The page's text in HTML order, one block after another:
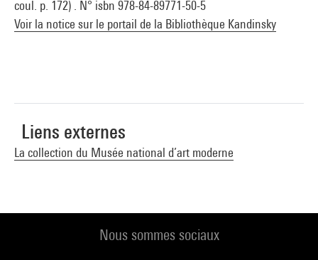
coul. p. 172) . N° isbn 978-84-89771-50-5
Voir la notice sur le portail de la Bibliothèque Kandinsky
Liens externes
La collection du Musée national d’art moderne
Nous sommes sociaux